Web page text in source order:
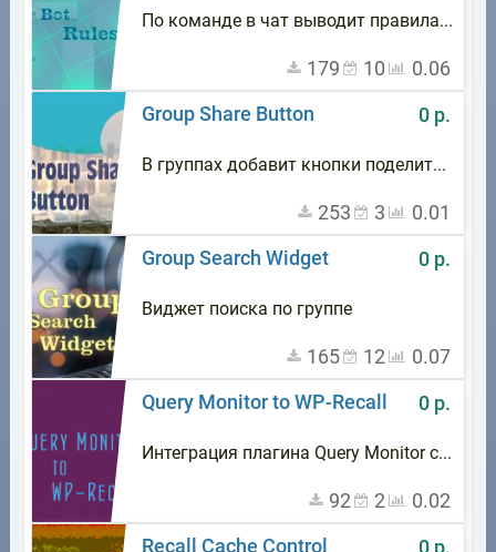
По команде в чат выводит правила поведения в чате
179 10
0.06
Group Share Button
0 р.
В группах добавит кнопки поделиться и в отдельной записи групп
253 3
0.01
Group Search Widget
0 р.
Виджет поиска по группе
165 12
0.07
Query Monitor to WP-Recall
0 р.
Интеграция плагина Query Monitor с WP-Recall
92 2
0.02
Recall Cache Control
0 р.